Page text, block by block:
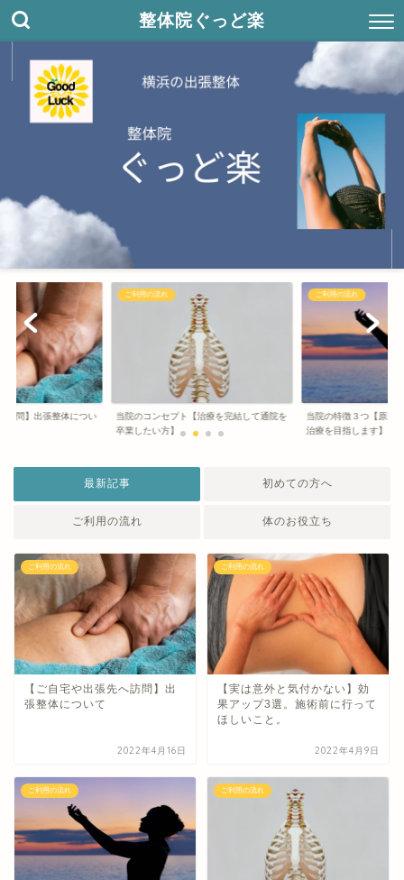
整体院ぐっど楽
訪問】出張整体につい
ご利用の流れ
当院のコンセプト【治療を完結して通院を
卒業したい方】
ご利用の流れ
当院の特徴３つ【原因
治療を目指します】
最新記事 初めての方へ
ご利用の流れ 体のお役立ち
ご利用の流れ
【ご自宅や出張先へ訪問】出
張整体について
2022年4月16日
ご利用の流れ
【実は意外と気付かない】効
果アップ3選。施術前に行って
ほしいこと。
2022年4月9日
ご利用の流れ ご利用の流れ